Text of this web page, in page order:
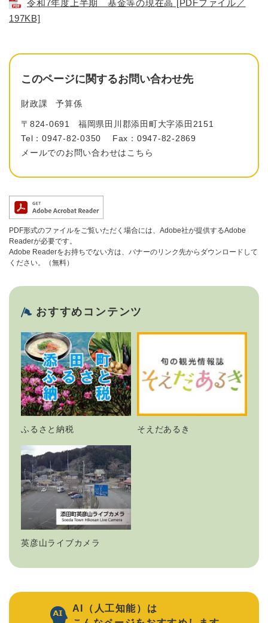
令和7年度上半期 基金等の現在高 [PDFファイル／
197KB]
このページに関するお問い合わせ先
財政課 予算係
〒824-0691
福岡県田川郡添田町大字添田2151
Tel：0947-82-0350
Fax：0947-82-2869
メールでのお問い合わせはこちら
PDF形式のファイルをご覧いただく場合には、Adobe社が提供するAdobe
Readerが必要です。
Adobe Readerをお持ちでない方は、バナーのリンク先からダウンロードして
ください。（無料）
おすすめコンテンツ
ふるさと納税 そえだあるき
英彦山ライブカメラ
AI（人工知能）は